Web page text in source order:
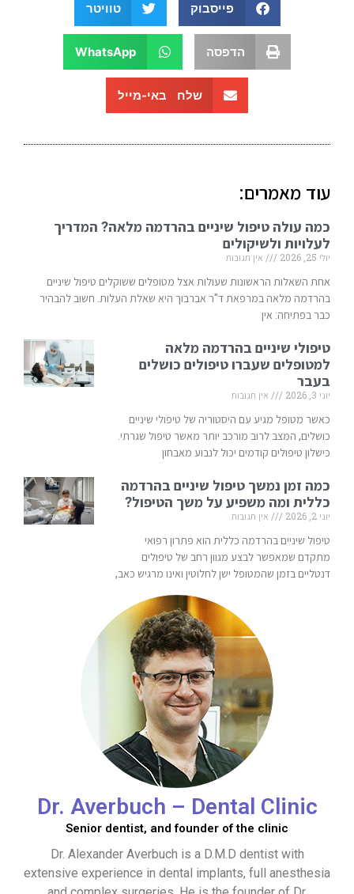
פייסבוק טוויטר
הדפסה WhatsApp
שלח באי-מייל
עוד מאמרים:
כמה עולה טיפול שיניים בהרדמה מלאה? המדריך
לעלויות ולשיקולים
יולי 25, 2026
אין תגובות
אחת השאלות הראשונות שעולות אצל מטופלים ששוקלים טיפול שיניים
בהרדמה מלאה במרפאת ד"ר אברבוך היא שאלת העלות. חשוב להבהיר
כבר בפתיחה: אין
טיפולי שיניים בהרדמה מלאה
למטופלים שעברו טיפולים כושלים
בעבר
יוני 3, 2026
אין תגובות
כאשר מטופל מגיע עם היסטוריה של טיפולי שיניים
כושלים, המצב לרוב מורכב יותר מאשר טיפול שגרתי.
כישלון טיפולים קודמים יכול לנבוע מאבחון
כמה זמן נמשך טיפול שיניים בהרדמה
כללית ומה משפיע על משך הטיפול?
יוני 2, 2026
אין תגובות
טיפול שיניים בהרדמה כללית הוא פתרון רפואי
מתקדם שמאפשר לבצע מגוון רחב של טיפולים
דנטליים בזמן שהמטופל ישן לחלוטין ואינו מרגיש כאב,
Dr. Averbuch – Dental Clinic
Senior dentist, and founder of the clinic
Dr. Alexander Averbuch is a D.M.D dentist with
extensive experience in dental implants, full anesthesia